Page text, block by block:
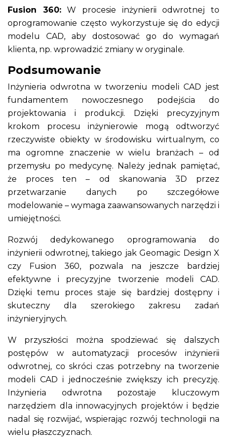
Fusion 360:W procesie inżynierii odwrotnej to
oprogramowanie często wykorzystuje się do edycji
modelu CAD, aby dostosować go do wymagań
klienta, np. wprowadzić zmiany w oryginale.
Podsumowanie
Inżynieria odwrotna w tworzeniu modeli CAD jest
fundamentem nowoczesnego podejścia do
projektowania i produkcji. Dzięki precyzyjnym
krokom procesu inżynierowie mogą odtworzyć
rzeczywiste obiekty w środowisku wirtualnym, co
ma ogromne znaczenie w wielu branżach – od
przemysłu po medycynę. Należy jednak pamiętać,
że proces ten – od skanowania 3D przez
przetwarzanie danych po szczegółowe
modelowanie – wymaga zaawansowanych narzędzi i
umiejętności.
Rozwój dedykowanego oprogramowania do
inżynierii odwrotnej, takiego jak Geomagic Design X
czy Fusion 360, pozwala na jeszcze bardziej
efektywne i precyzyjne tworzenie modeli CAD.
Dzięki temu proces staje się bardziej dostępny i
skuteczny dla szerokiego zakresu zadań
inżynieryjnych.
W przyszłości można spodziewać się dalszych
postępów w automatyzacji procesów inżynierii
odwrotnej, co skróci czas potrzebny na tworzenie
modeli CAD i jednocześnie zwiększy ich precyzję.
Inżynieria odwrotna pozostaje kluczowym
narzędziem dla innowacyjnych projektów i będzie
nadal się rozwijać, wspierając rozwój technologii na
wielu płaszczyznach.